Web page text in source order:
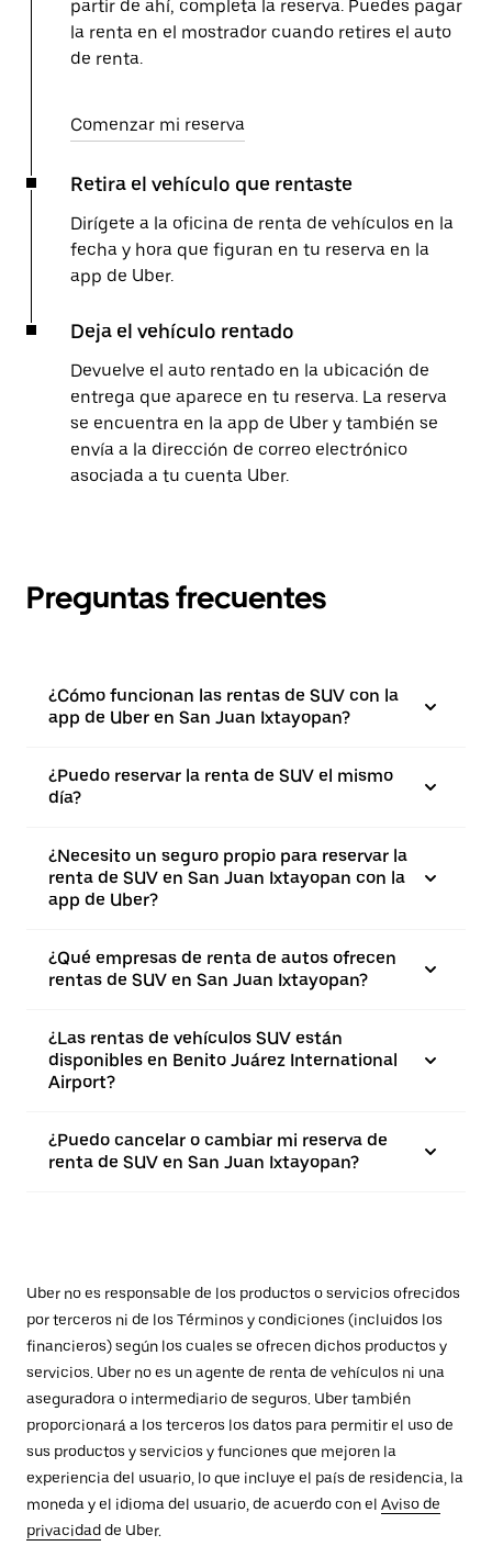
partir de ahí, completa la reserva. Puedes pagar
la renta en el mostrador cuando retires el auto
de renta.
Comenzar mi reserva
Retira el vehículo que rentaste
Dirígete a la oficina de renta de vehículos en la
fecha y hora que figuran en tu reserva en la
app de Uber.
Deja el vehículo rentado
Devuelve el auto rentado en la ubicación de
entrega que aparece en tu reserva. La reserva
se encuentra en la app de Uber y también se
envía a la dirección de correo electrónico
asociada a tu cuenta Uber.
Preguntas frecuentes
¿Cómo funcionan las rentas de SUV con la
app de Uber en San Juan Ixtayopan?
¿Puedo reservar la renta de SUV el mismo
día?
¿Necesito un seguro propio para reservar la
renta de SUV en San Juan Ixtayopan con la
app de Uber?
¿Qué empresas de renta de autos ofrecen
rentas de SUV en San Juan Ixtayopan?
¿Las rentas de vehículos SUV están
disponibles en Benito Juárez International
Airport?
¿Puedo cancelar o cambiar mi reserva de
renta de SUV en San Juan Ixtayopan?
Uber no es responsable de los productos o servicios ofrecidos
por terceros ni de los Términos y condiciones (incluidos los
financieros) según los cuales se ofrecen dichos productos y
servicios. Uber no es un agente de renta de vehículos ni una
aseguradora o intermediario de seguros. Uber también
proporcionará a los terceros los datos para permitir el uso de
sus productos y servicios y funciones que mejoren la
experiencia del usuario, lo que incluye el país de residencia, la
moneda y el idioma del usuario, de acuerdo con el Aviso de
privacidad de Uber.